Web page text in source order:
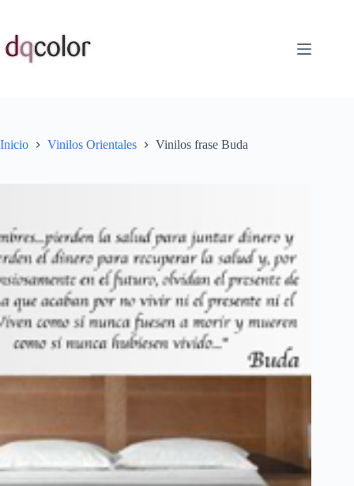
contenido
Inicio Vinilos Orientales Vinilos frase Buda